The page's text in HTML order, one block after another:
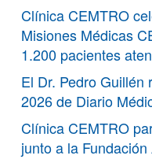
Clínica CEMTRO
Misiones Médicas
1.200 pacientes
El Dr. Pedro Guillén
2026 de Diario
Clínica CEMTRO
junto a la Fundación